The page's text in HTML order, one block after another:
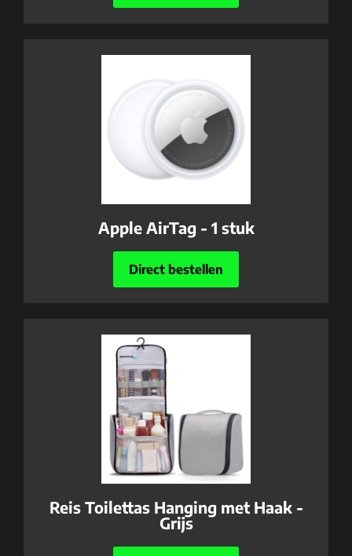
Apple AirTag - 1 stuk
Direct bestellen
Reis Toilettas Hanging met Haak -
Grijs